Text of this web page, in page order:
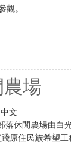
觀。
場
中文
落休閒農場由白
原住民族希望工